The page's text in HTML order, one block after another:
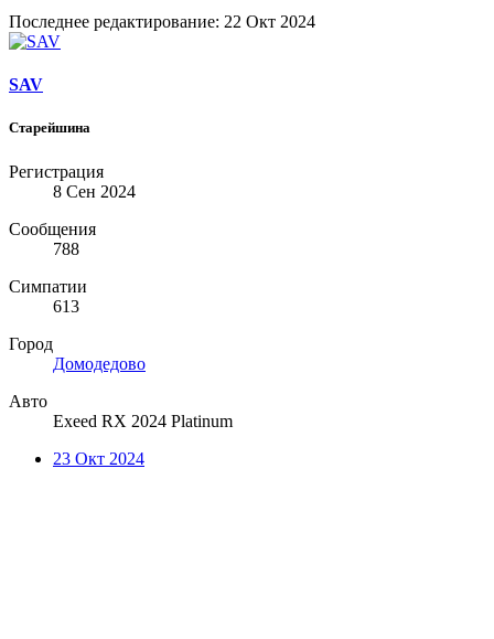
Последнее редактирование: 22 Окт 2024
SAV
Старейшина
Регистрация
8 Сен 2024
Сообщения
788
Симпатии
613
Город
Домодедово
Авто
Exeed RX 2024 Platinum
23 Окт 2024